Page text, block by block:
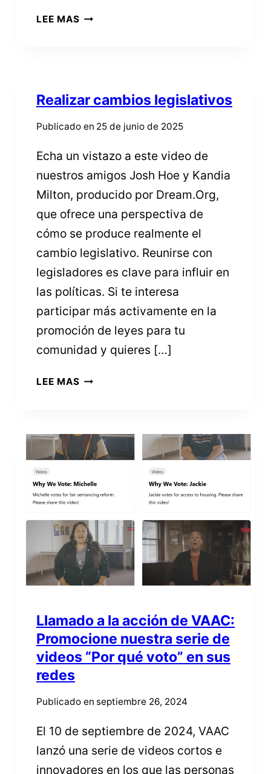
LEE MASVAAC
VOZ
A
TODOS
EL
DÍA
ELECCIONES
Realizar cambios legislativos
Publicado en 25 de junio de 2025
Echa un vistazo a este video de
nuestros amigos Josh Hoe y Kandia
Milton, producido por Dream.Org,
que ofrece una perspectiva de
cómo se produce realmente el
cambio legislativo. Reunirse con
legisladores es clave para influir en
las políticas. Si te interesa
participar más activamente en la
promoción de leyes para tu
comunidad y quieres […]
LEE MASREALIZAR
Llamado a la acción de VAAC:
Promocione nuestra serie de
videos “Por qué voto” en sus
redes
Publicado en septiembre 26, 2024
El 10 de septiembre de 2024, VAAC
lanzó una serie de videos cortos e
innovadores en los que las personas